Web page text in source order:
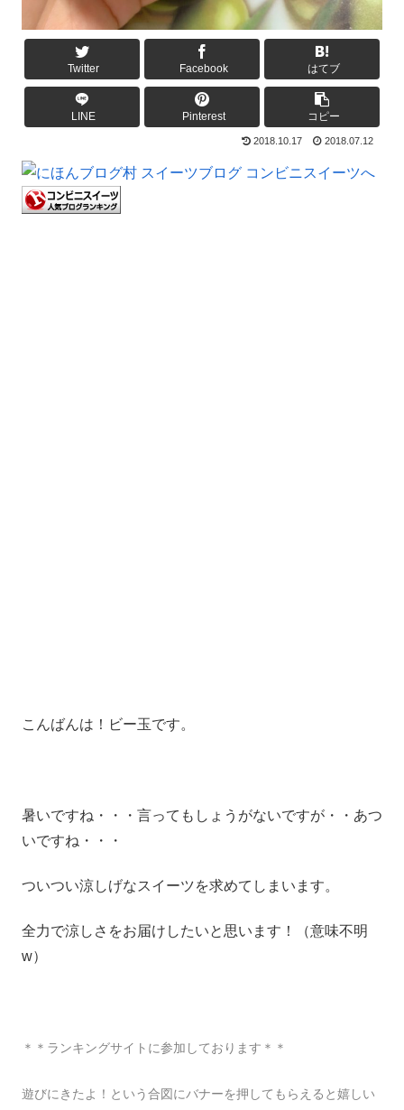
Twitter Facebook はてブ
LINE Pinterest コピー
2018.10.17 2018.07.12
こんばんは！ビー玉です。
暑いですね・・・言ってもしょうがないですが・・あつ
いですね・・・
ついつい涼しげなスイーツを求めてしまいます。
全力で涼しさをお届けしたいと思います！（意味不明
w）
＊＊ランキングサイトに参加しております＊＊
遊びにきたよ！という合図にバナーを押してもらえると嬉しい